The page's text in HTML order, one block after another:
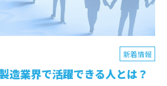
新着情報
造業界で活躍できる人とは？